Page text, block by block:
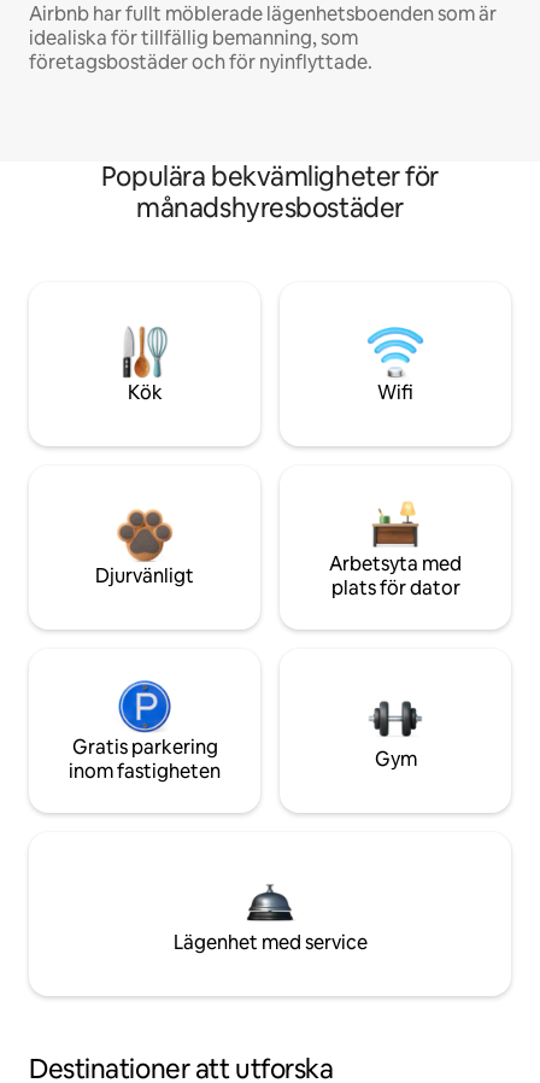
Airbnb har fullt möblerade lägenhetsboenden som är
idealiska för tillfällig bemanning, som
företagsbostäder och för nyinflyttade.
Populära bekvämligheter för
månadshyresbostäder
Kök Wifi
Djurvänligt
Arbetsyta med
plats för dator
Gratis parkering
inom fastigheten
Gym
Lägenhet med service
Destinationer att utforska